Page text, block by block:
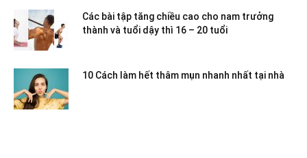
Các bài tập tăng chiều cao cho nam trưởng
thành và tuổi dậy thì 16 – 20 tuổi
10 Cách làm hết thâm mụn nhanh nhất tại nhà